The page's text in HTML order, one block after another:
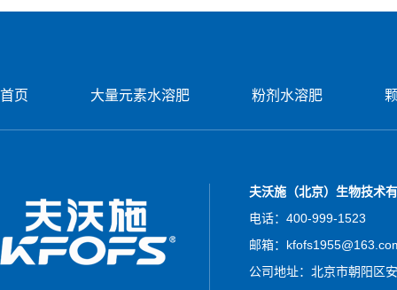
首页 大量元素水溶肥 粉剂水溶肥
夫沃施（北京）生物技术
电话：400-999-1523
邮箱：
公司地址：北京市朝阳区